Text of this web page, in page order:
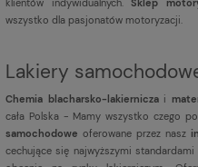
klientów indywidualnych. Sklep
wszystko dla pasjonatów motoryzacji.
Lakiery
Chemia blacharsko-lakierniczai
cała Polska - Mamy wszystko czego
samochodowe oferowane przez nasz
cechujące się najwyższymi